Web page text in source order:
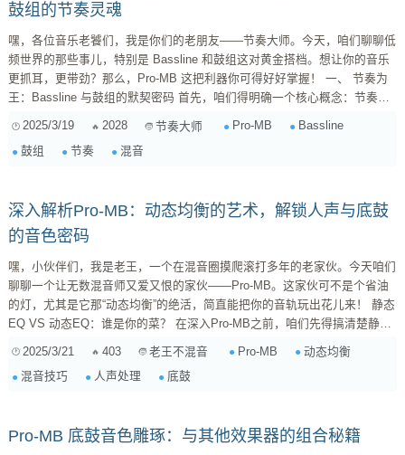
鼓组的节奏灵魂
嘿，各位音乐老饕们，我是你们的老朋友——节奏大师。今天，咱们聊聊低
频世界的那些事儿，特别是 Bassline 和鼓组这对黄金搭档。想让你的音乐
更抓耳，更带劲？那么，Pro-MB 这把利器你可得好好掌握！ 一、 节奏为
王：Bassline 与鼓组的默契密码 首先，咱们得明确一个核心概念：节奏是
音乐的节奏框架。它们之间的关系，不是简单的叠加，而是微妙的互动和配
合。一个有力的鼓点，需要一个稳健的 Bassline 来支撑；而一个流畅的
2025/3/19 2028 节奏大师 Pro-MB
Bassline
鼓组
节奏 混音
深入解析Pro-MB：动态均衡的艺术，解锁人声与底鼓
的音色密码
嘿，小伙伴们，我是老王，一个在混音圈摸爬滚打多年的老家伙。今天咱们
聊聊一个让无数混音师又爱又恨的家伙——Pro-MB。这家伙可不是个省油
的灯，尤其是它那“动态均衡”的绝活，简直能把你的音轨玩出花儿来！ 静态
EQ VS 动态EQ：谁是你的菜？ 在深入Pro-MB之前，咱们先得搞清楚静态
行统一的频率增益或衰减。比如，你想削弱人声的“嘶”声，就会在4-8...
2025/3/21 403 老王不混音 Pro-MB
动态均衡
混音技巧
人声处理 底鼓
Pro-MB 底鼓音色雕琢：与其他效果器的组合秘籍